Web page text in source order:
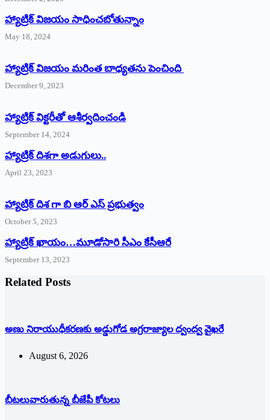
హ్యాట్రిక్‌ విజయం సాధించబోతున్నాం
May 18, 2024
హ్యాట్రిక్ విజయం మరింత బాధ్యతను పెంచింది
December 9, 2023
హ్యాట్రిక్‌ ‌విక్టరీతో ఆశీర్వదించండి
September 14, 2024
‌హ్యాట్రిక్‌ ‌దిశగా అడుగులు..
April 23, 2023
హ్యాట్రిక్ దిశ గా బి ఆర్ ఎస్ ప్రభుత్వం
October 5, 2023
హ్యాట్రిక్‌ ‌ఖాయం…మూడోసారి సీఎం కేసీఆరే
September 13, 2023
Related Posts
అణు నిరాయుధీకరణకు అడ్డుగోడ అగ్రరాజ్యాల ద్వంద్వ వైఖరే
August 6, 2026
బీటలువారుతున్న బీజేపీ కోటలు